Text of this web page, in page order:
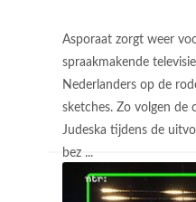
Asporaat zorgt weer
spraakmakende
Nederlanders op de
sketches. Zo volgen de
Judeska tijdens de
bez ...